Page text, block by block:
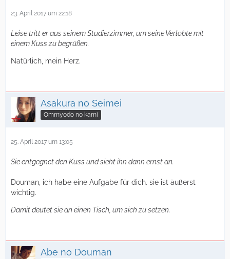
23. April 2017 um 22:18
Leise tritt er aus seinem Studierzimmer, um seine Verlobte mit
einem Kuss zu begrüßen.
Natürlich, mein Herz.
Asakura no Seimei
Ommyodo no kami
25. April 2017 um 13:05
Sie entgegnet den Kuss und sieht ihn dann ernst an.
Douman, ich habe eine Aufgabe für dich. sie ist äußerst
wichtig.
Damit deutet sie an einen Tisch, um sich zu setzen.
Abe no Douman